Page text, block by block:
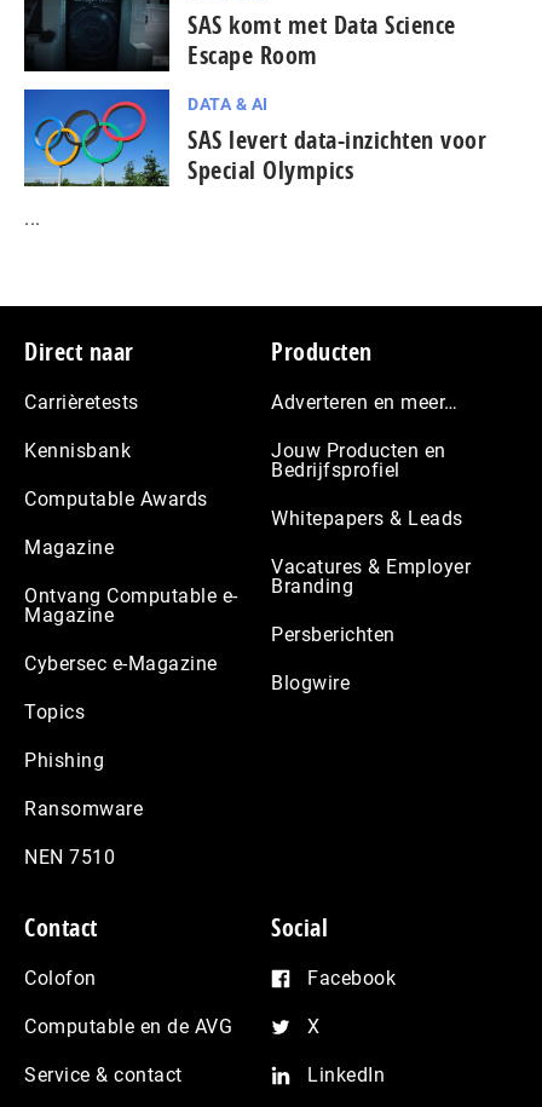
SAS komt met Data Science
Escape Room
DATA & AI
SAS levert data-inzichten voor
Special Olympics
...
Footer
Direct naar
Carrièretests
Kennisbank
Computable Awards
Magazine
Ontvang Computable e-
Magazine
Cybersec e-Magazine
Topics
Phishing
Ransomware
NEN 7510
Producten
Adverteren en meer…
Jouw Producten en
Bedrijfsprofiel
Whitepapers & Leads
Vacatures & Employer
Branding
Persberichten
Blogwire
Contact
Colofon
Computable en de AVG
Service & contact
Social
Facebook
X
LinkedIn